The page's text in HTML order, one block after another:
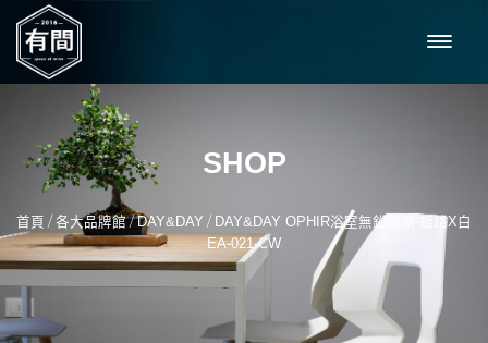
SHOP
首頁 / 各大品牌館/DAY&DAY / DAY&DAY OPHIR浴室無鉛龍頭-鍍鉻X白
EA-021-CW